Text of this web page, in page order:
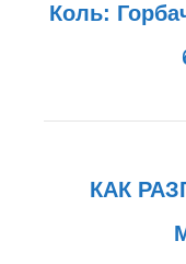
Коль:
КАК